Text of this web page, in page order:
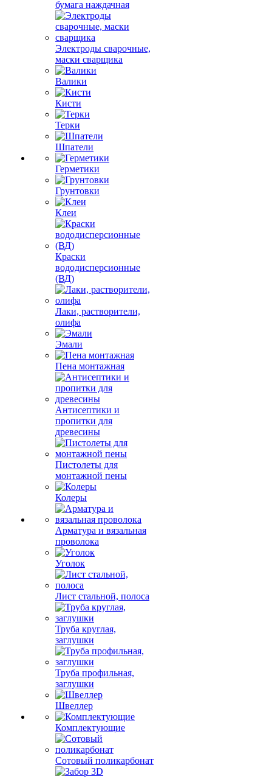
бумага наждачная
Электроды сварочные,
маски сварщика
Валики
Кисти
Терки
Шпатели
Герметики
Грунтовки
Клеи
Краски
вододисперсионные
(ВД)
Лаки, растворители,
олифа
Эмали
Пена монтажная
Антисептики и
пропитки для
древесины
Пистолеты для
монтажной пены
Колеры
Арматура и вязальная
проволока
Уголок
Лист стальной, полоса
Труба круглая,
заглушки
Труба профильная,
заглушки
Швеллер
Комплектующие
Сотовый поликарбонат